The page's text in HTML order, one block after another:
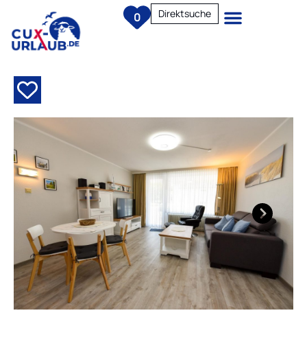
0 Direktsuche
Next